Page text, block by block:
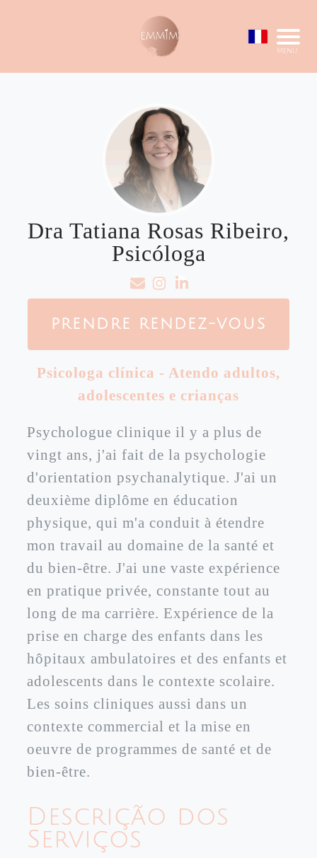
Menu
Dra Tatiana Rosas Ribeiro,
Psicóloga
PRENDRE RENDEZ-VOUS
Psicologa clínica - Atendo adultos,
adolescentes e crianças
Psychologue clinique il y a plus de
vingt ans, j'ai fait de la psychologie
d'orientation psychanalytique. J'ai un
deuxième diplôme en éducation
physique, qui m'a conduit à étendre
mon travail au domaine de la santé et
du bien-être. J'ai une vaste expérience
en pratique privée, constante tout au
long de ma carrière. Expérience de la
prise en charge des enfants dans les
hôpitaux ambulatoires et des enfants et
adolescents dans le contexte scolaire.
Les soins cliniques aussi dans un
contexte commercial et la mise en
oeuvre de programmes de santé et de
bien-être.
Descrição dos
Serviços